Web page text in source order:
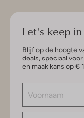
Let's keep
Blijf op de hoogte
deals, speciaal
en maak kans op €